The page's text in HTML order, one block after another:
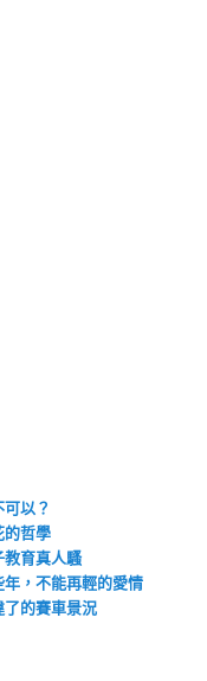
以？
的哲學
教育真人騷
年，不能再輕的愛情
了的賽車景況